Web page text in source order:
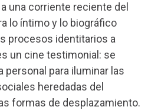
una corriente reciente del
lo íntimo y lo biográfico
procesos identitarios a
un cine testimonial: se
personal para iluminar las
heredadas del
formas de desplazamiento.